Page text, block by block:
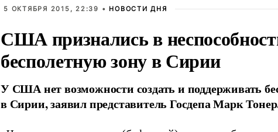
5 ОКТЯБРЯ 2015, 22:39 • НОВОСТИ ДНЯ
США признались в
бесполетную зону в Сирии
У США нет возможности создать и поддерживать
в Сирии, заявил представитель Госдепа Марк